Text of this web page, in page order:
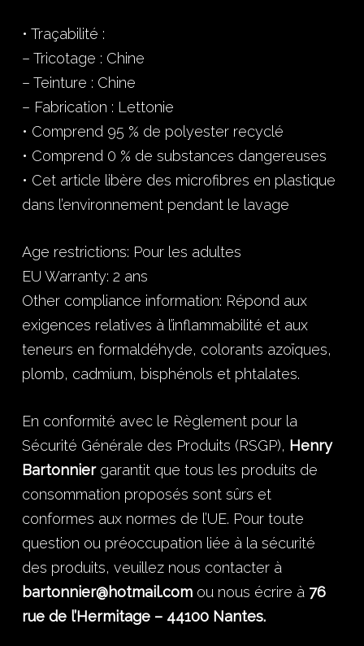
• Traçabilité :
– Tricotage : Chine
– Teinture : Chine
– Fabrication : Lettonie
• Comprend 95 % de polyester recyclé
• Comprend 0 % de substances dangereuses
• Cet article libère des microfibres en plastique
dans l’environnement pendant le lavage
Age restrictions: Pour les adultes
EU Warranty: 2 ans
Other compliance information: Répond aux
exigences relatives à l’inflammabilité et aux
teneurs en formaldéhyde, colorants azoïques,
plomb, cadmium, bisphénols et phtalates.
En conformité avec le Règlement pour la
Sécurité Générale des Produits (RSGP), Henry
Bartonniergarantit que tous les produits de
consommation proposés sont sûrs et
conformes aux normes de l’UE. Pour toute
question ou préoccupation liée à la sécurité
des produits, veuillez nous contacter à
bartonnier@hotmail.comou nous écrire à 76
rue de l’Hermitage – 44100 Nantes.